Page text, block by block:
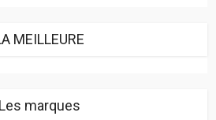
MEILLEURE
Les marques